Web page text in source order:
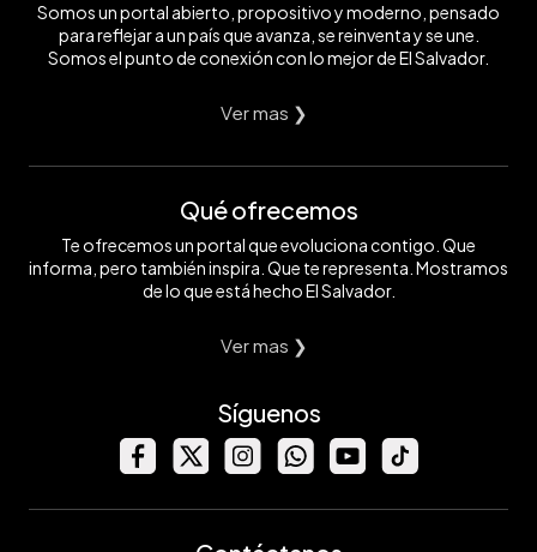
Somos un portal abierto, propositivo y moderno, pensado
para reflejar a un país que avanza, se reinventa y se une.
Somos el punto de conexión con lo mejor de El Salvador.
Ver mas ❯
Qué ofrecemos
Te ofrecemos un portal que evoluciona contigo. Que
informa, pero también inspira. Que te representa. Mostramos
de lo que está hecho El Salvador.
Ver mas ❯
Síguenos